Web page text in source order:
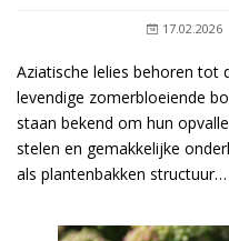
17.02.2026
Aziatische lelies behoren tot
levendige zomerbloeiende
staan bekend om hun
stelen en gemakkelijke
als plantenbakken structuur…